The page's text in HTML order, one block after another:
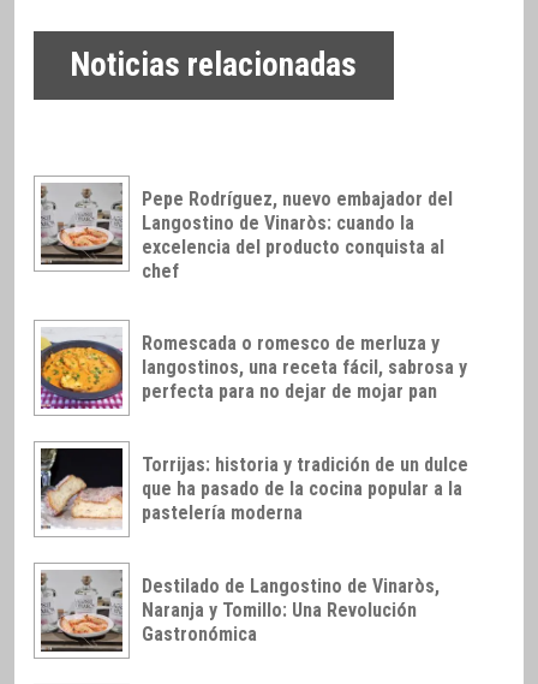
Noticias relacionadas
Pepe Rodríguez, nuevo embajador del
Langostino de Vinaròs: cuando la
excelencia del producto conquista al
chef
Romescada o romesco de merluza y
langostinos, una receta fácil, sabrosa y
perfecta para no dejar de mojar pan
Torrijas: historia y tradición de un dulce
que ha pasado de la cocina popular a la
pastelería moderna
Destilado de Langostino de Vinaròs,
Naranja y Tomillo: Una Revolución
Gastronómica